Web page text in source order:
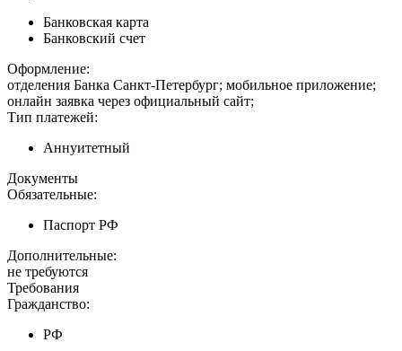
Банковская карта
Банковский счет
Оформление:
отделения Банка Санкт-Петербург; мобильное приложение;
онлайн заявка через официальный сайт;
Тип платежей:
Аннуитетный
Документы
Обязательные:
Паспорт РФ
Дополнительные:
не требуются
Требования
Гражданство:
РФ